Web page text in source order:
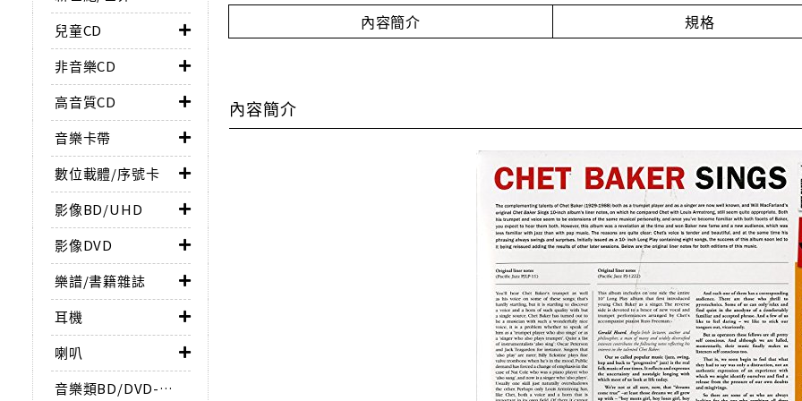
兒童CD
非音樂CD
高音質CD
音樂卡帶
數位載體/序號卡
影像BD/UHD
影像DVD
樂譜/書籍雜誌
耳機
喇叭
音樂類BD/DVD-AUDIO
內容簡介 規格
內容簡介